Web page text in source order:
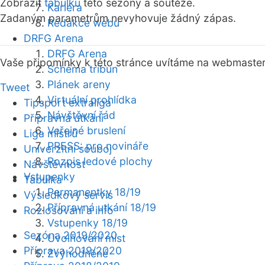
Kariéra
Redakce webu
DRFG Arena
DRFG Arena
Schéma tribun
Plánek areny
Virtuální prohlídka
Návštěvní řád
Veřejné bruslení
PRESS: pro novináře
Rozpis ledové plochy
Vstupenky
Permanentky 18/19
Přípravná utkání 18/19
Vstupenky 18/19
Uvolňování míst
Zvýhodněné
Zobrazit tabulku této sezóny a soutěže.
Zadaným parametrům nevyhovuje žádný zápas.
Vaše připomínky k této stránce uvítáme na webmaster
Tweet
Tipsport extraliga
Přípravná utkání
Liga mistrů
Univerzitní souboj
Návštěvnost
Tabulka
Výsledkový servis
Rozlosování a info
Sezóna 2019/2020
Příprava 2019/2020